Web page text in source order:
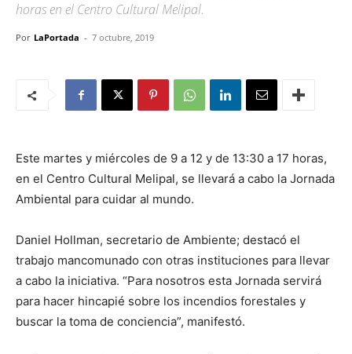
horas en el Centro Cultural Melipal.
Por LaPortada - 7 octubre, 2019
Este martes y miércoles de 9 a 12 y de 13:30 a 17 horas,
en el Centro Cultural Melipal, se llevará a cabo la Jornada
Ambiental para cuidar al mundo.
Daniel Hollman, secretario de Ambiente; destacó el
trabajo mancomunado con otras instituciones para llevar
a cabo la iniciativa. “Para nosotros esta Jornada servirá
para hacer hincapié sobre los incendios forestales y
buscar la toma de conciencia”, manifestó.